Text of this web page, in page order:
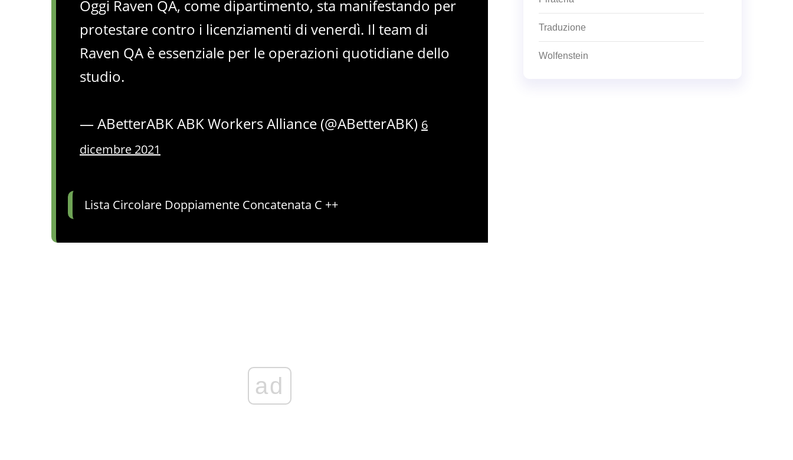
Oggi Raven QA, come dipartimento, sta manifestando per
protestare contro i licenziamenti di venerdì. Il team di
Raven QA è essenziale per le operazioni quotidiane dello
studio.
— ABetterABK ABK Workers Alliance (@ABetterABK) 6
dicembre 2021
Lista Circolare Doppiamente Concatenata C ++
ad
Traduzione
Wolfenstein